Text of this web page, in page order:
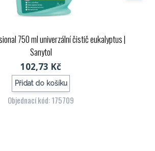
750 ml univerzální čistič eukalyptus|
Sanytol
102,73 Kč
Přidat do košíku
Objednací kód: 175709